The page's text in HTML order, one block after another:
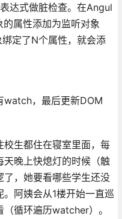
达式做脏检查。在Angul
属性添加为监听对象
定了N个属性，就会添
watch，最后更新DOM
生都住在寝室里面，每
晚上快熄灯的时候（触
，她要看哪些学生还没
阿姨会从1楼开始一直巡
循环遍历watcher）。